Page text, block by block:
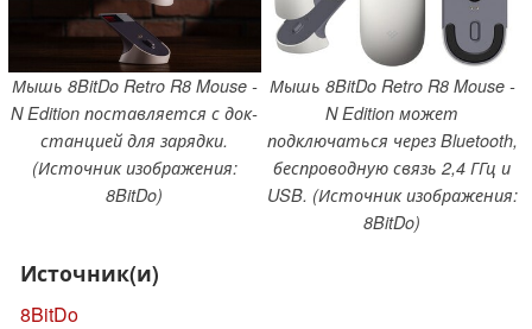
Мышь 8BitDo Retro R8 Mouse -
N Edition поставляется с док-
станцией для зарядки.
(Источник изображения:
8BitDo)
Мышь 8BitDo Retro R8 Mouse -
N Edition может
подключаться через Bluetooth,
беспроводную связь 2,4 ГГц и
USB. (Источник изображения:
8BitDo)
Источник(и)
8BitDo